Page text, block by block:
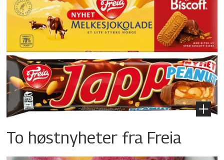
To høstnyheter fra Freia